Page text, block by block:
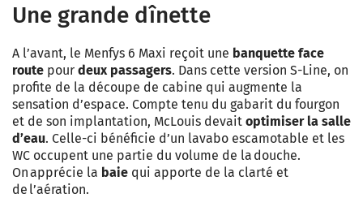
Une grande dînette
A l’avant, le Menfys 6 Maxi reçoit une banquette face
route pour deux passagers. Dans cette version S-Line, on
profite de la découpe de cabine qui augmente la
sensation d’espace. Compte tenu du gabarit du fourgon
et de son implantation, McLouis devait optimiser la salle
d’eau. Celle-ci bénéficie d’un lavabo escamotable et les
WC occupent une partie du volume de la douche.
On apprécie la baie qui apporte de la clarté et
de l’aération.